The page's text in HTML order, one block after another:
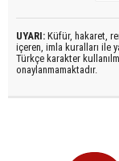
UYARI: Küfür, hakaret,
içeren, imla kuralları ile
Türkçe karakter
onaylanmamaktadır.